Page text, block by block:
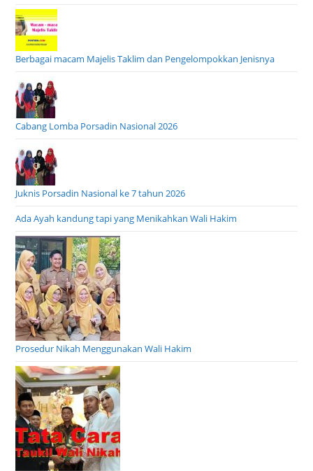
Berbagai macam Majelis Taklim dan Pengelompokkan Jenisnya
Cabang Lomba Porsadin Nasional 2026
Juknis Porsadin Nasional ke 7 tahun 2026
Ada Ayah kandung tapi yang Menikahkan Wali Hakim
Prosedur Nikah Menggunakan Wali Hakim